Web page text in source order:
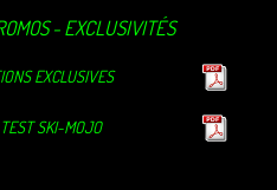
- EXCLUSIVITÉS
EXCLUSIVES
SKI-MOJO